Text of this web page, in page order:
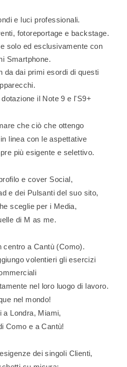
e luci professionali.
fotoreportage e backstage.
solo ed esclusivamente con
Smartphone.
da dai primi esordi di questi
il Note 9 e l'S9+
che ciò che ottengo
linea con le aspettative
più esigente e selettivo.
e cover Social,
e dei Pulsanti del suo sito,
sceglie per i Media,
di M as me.
centro a Cantù (Como).
volentieri gli esercizi
nel loro luogo di lavoro.
nel mondo!
a Londra, Miami,
Como e a Cantù!
dei singoli Clienti,